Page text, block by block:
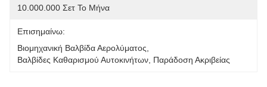
10.000.000 Σετ Το Μήνα
Επισημαίνω:
Βιομηχανική Βαλβίδα Αερολύματος
Βαλβίδες Καθαρισμού Αυτοκινήτων Παράδοση Ακριβείας